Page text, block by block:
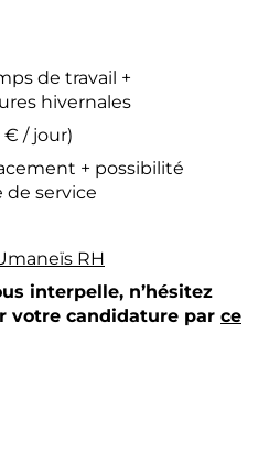
de travail +
hivernales
€ / jour)
+ possibilité
de service
RH
interpelle, n’hésitez
votre candidature par ce